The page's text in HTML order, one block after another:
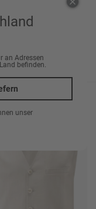
Wicklow
€
an Adressen
befinden.
unser